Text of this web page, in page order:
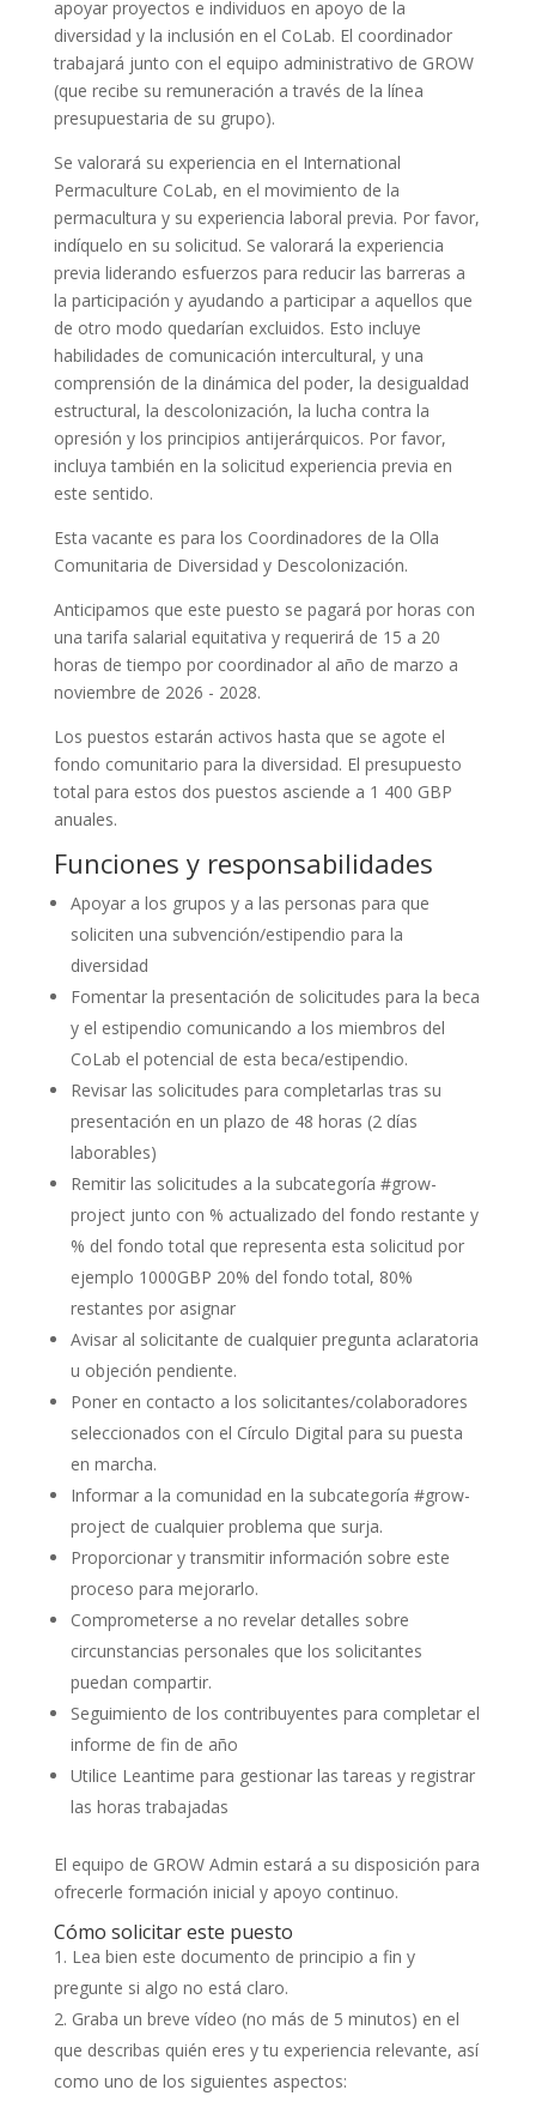
apoyar proyectos e individuos en apoyo de la
diversidad y la inclusión en el CoLab. El coordinador
trabajará junto con el equipo administrativo de GROW
(que recibe su remuneración a través de la línea
presupuestaria de su grupo).
Se valorará su experiencia en el International
Permaculture CoLab, en el movimiento de la
permacultura y su experiencia laboral previa. Por favor,
indíquelo en su solicitud. Se valorará la experiencia
previa liderando esfuerzos para reducir las barreras a
la participación y ayudando a participar a aquellos que
de otro modo quedarían excluidos. Esto incluye
habilidades de comunicación intercultural, y una
comprensión de la dinámica del poder, la desigualdad
estructural, la descolonización, la lucha contra la
opresión y los principios antijerárquicos. Por favor,
incluya también en la solicitud experiencia previa en
este sentido.
Esta vacante es para los Coordinadores de la Olla
Comunitaria de Diversidad y Descolonización.
Anticipamos que este puesto se pagará por horas con
una tarifa salarial equitativa y requerirá de 15 a 20
horas de tiempo por coordinador al año de marzo a
noviembre de 2026 - 2028.
Los puestos estarán activos hasta que se agote el
fondo comunitario para la diversidad. El presupuesto
total para estos dos puestos asciende a 1 400 GBP
anuales.
Funciones y responsabilidades
Apoyar a los grupos y a las personas para que
soliciten una subvención/estipendio para la
diversidad
Fomentar la presentación de solicitudes para la beca
y el estipendio comunicando a los miembros del
CoLab el potencial de esta beca/estipendio.
Revisar las solicitudes para completarlas tras su
presentación en un plazo de 48 horas (2 días
laborables)
Remitir las solicitudes a la subcategoría #grow-
project junto con % actualizado del fondo restante y
% del fondo total que representa esta solicitud por
ejemplo 1000GBP 20% del fondo total, 80%
restantes por asignar
Avisar al solicitante de cualquier pregunta aclaratoria
u objeción pendiente.
Poner en contacto a los solicitantes/colaboradores
seleccionados con el Círculo Digital para su puesta
en marcha.
Informar a la comunidad en la subcategoría #grow-
project de cualquier problema que surja.
Proporcionar y transmitir información sobre este
proceso para mejorarlo.
Comprometerse a no revelar detalles sobre
circunstancias personales que los solicitantes
puedan compartir.
Seguimiento de los contribuyentes para completar el
informe de fin de año
Utilice Leantime para gestionar las tareas y registrar
las horas trabajadas
El equipo de GROW Admin estará a su disposición para
ofrecerle formación inicial y apoyo continuo.
Cómo solicitar este puesto
Lea bien este documento de principio a fin y
pregunte si algo no está claro.
Graba un breve vídeo (no más de 5 minutos) en el
que describas quién eres y tu experiencia relevante, así
como uno de los siguientes aspectos: